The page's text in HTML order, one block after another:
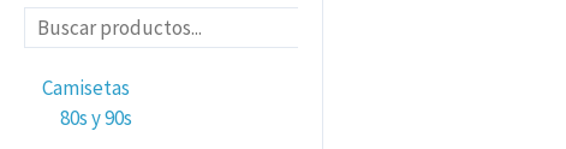
Camisetas
80s y 90s